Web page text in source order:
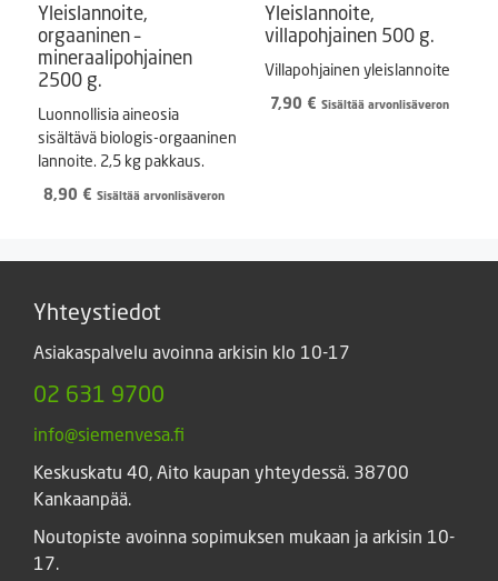
Yleislannoite,
orgaaninen –
mineraalipohjainen
2500 g.
Luonnollisia aineosia
sisältävä biologis-orgaaninen
lannoite. 2,5 kg pakkaus.
8,90 € Sisältää arvonlisäveron
Yleislannoite,
villapohjainen 500 g.
Villapohjainen yleislannoite
7,90 € Sisältää arvonlisäveron
Yhteystiedot
Asiakaspalvelu avoinna arkisin klo 10-17
02 631 9700
info@siemenvesa.fi
Keskuskatu 40, Aito kaupan yhteydessä. 38700
Kankaanpää.
Noutopiste avoinna sopimuksen mukaan ja arkisin 10-
17.